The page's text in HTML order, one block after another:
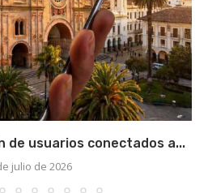
de usuarios conectados a...
julio de 2026